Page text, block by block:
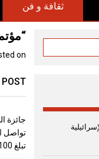
ثقافة و فن
“مؤتمر
on
POST
جائزة
تواصل
تبلغ 100 ألف دولار